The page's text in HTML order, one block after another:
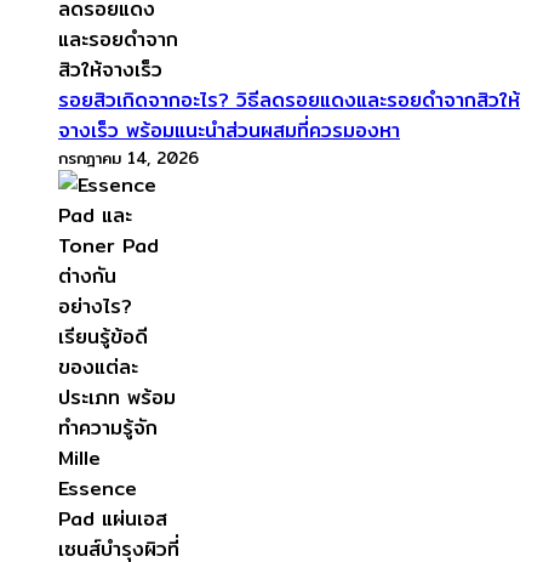
รอยสิวเกิดจากอะไร? วิธีลดรอยแดงและรอยดำจากสิวให้
จางเร็ว พร้อมแนะนำส่วนผสมที่ควรมองหา
กรกฎาคม 14, 2026